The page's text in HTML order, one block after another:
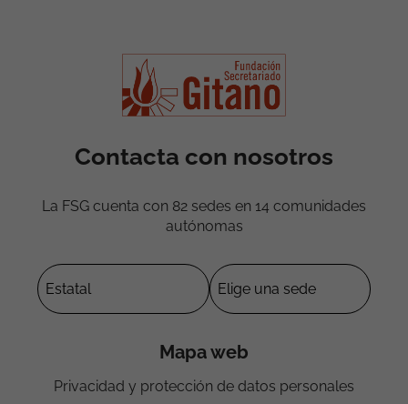
Contacta con nosotros
La FSG cuenta con 82 sedes en 14 comunidades
autónomas
Mapa web
Privacidad y protección de datos personales